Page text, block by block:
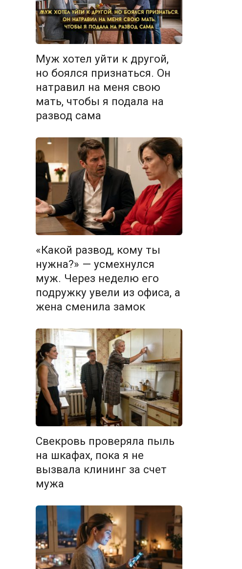
Муж хотел уйти к другой,
но боялся признаться. Он
натравил на меня свою
мать, чтобы я подала на
развод сама
«Какой развод, кому ты
нужна?» — усмехнулся
муж. Через неделю его
подружку увели из офиса, а
жена сменила замок
Свекровь проверяла пыль
на шкафах, пока я не
вызвала клининг за счет
мужа